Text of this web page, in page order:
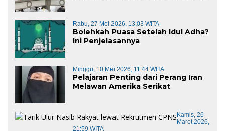
Rabu, 27 Mei 2026, 13:03 WITA
Bolehkah Puasa Setelah Idul Adha?
Ini Penjelasannya
Minggu, 10 Mei 2026, 11:44 WITA
Pelajaran Penting dari Perang Iran
Melawan Amerika Serikat
Kamis, 26
Maret 2026,
21:59 WITA